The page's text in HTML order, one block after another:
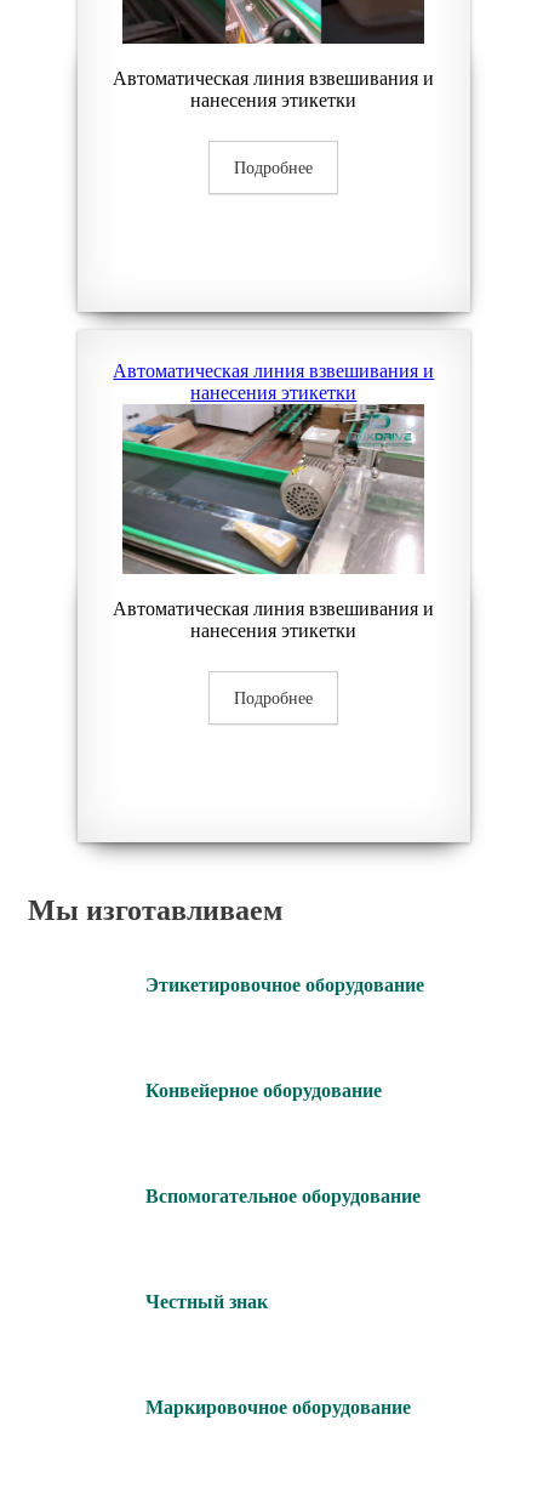
Автоматическая линия взвешивания и
нанесения этикетки
Подробнее
Автоматическая линия взвешивания и
нанесения этикетки
Автоматическая линия взвешивания и
нанесения этикетки
Подробнее
Мы изготавливаем
Этикетировочное оборудование
Конвейерное оборудование
Вспомогательное оборудование
Честный знак
Маркировочное оборудование